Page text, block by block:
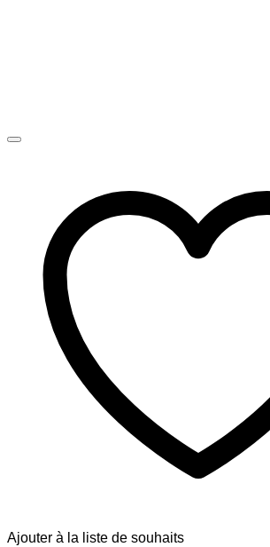
Ajouter à la liste de souhaits